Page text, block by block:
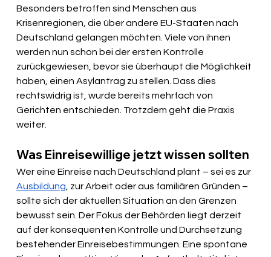
Besonders betroffen sind Menschen aus
Krisenregionen, die über andere EU-Staaten nach
Deutschland gelangen möchten. Viele von ihnen
werden nun schon bei der ersten Kontrolle
zurückgewiesen, bevor sie überhaupt die Möglichkeit
haben, einen Asylantrag zu stellen. Dass dies
rechtswidrig ist, wurde bereits mehrfach von
Gerichten entschieden. Trotzdem geht die Praxis
weiter.
Was Einreisewillige jetzt wissen sollten
Wer eine Einreise nach Deutschland plant – sei es zur
Ausbildung , zur Arbeit oder aus familiären Gründen –
sollte sich der aktuellen Situation an den Grenzen
bewusst sein. Der Fokus der Behörden liegt derzeit
auf der konsequenten Kontrolle und Durchsetzung
bestehender Einreisebestimmungen. Eine spontane